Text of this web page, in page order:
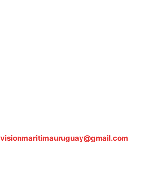
visionmaritimauruguay@gmail.com